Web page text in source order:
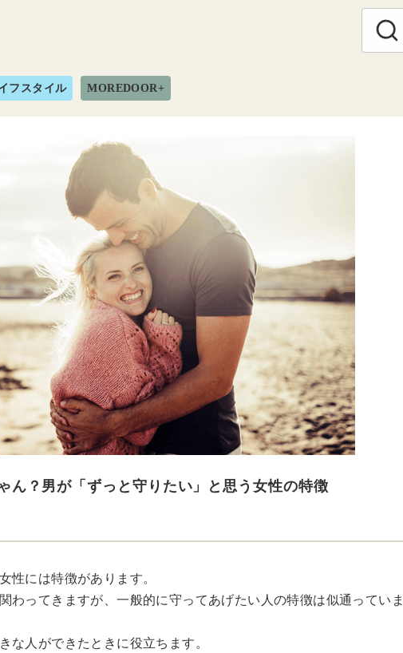
フスタイル MOREDOOR+
ん？男が「ずっと守りたい」と思う女性の特徴
性には特徴があります。
わってきますが、一般的に守ってあげたい人の特徴は似通っていま
な人ができたときに役立ちます。